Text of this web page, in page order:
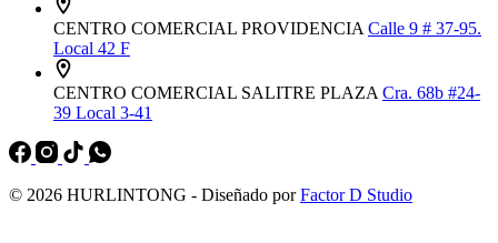
CENTRO COMERCIAL PROVIDENCIA Calle 9 # 37-95.
Local 42 F
CENTRO COMERCIAL SALITRE PLAZA Cra. 68b #24-
39 Local 3-41
© 2026 HURLINTONG - Diseñado porFactor D Studio